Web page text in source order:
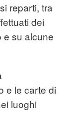
reparti, tra
dei
e su alcune
e le carte di
luoghi